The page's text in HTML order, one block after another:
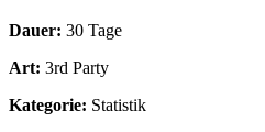
Dauer: 30 Tage
Art: 3rd Party
Kategorie: Statistik